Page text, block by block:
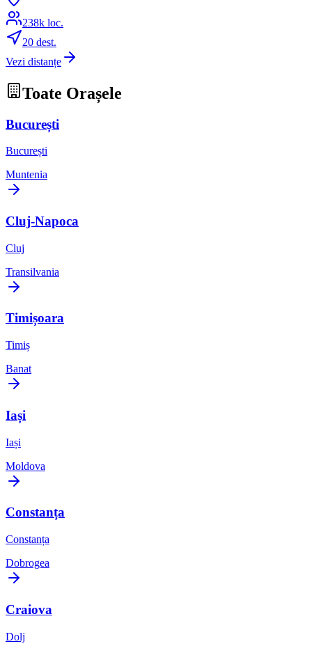
238k loc.
20 dest.
Vezi distanțe
Toate Orașele
București
București
Muntenia
Cluj-Napoca
Cluj
Transilvania
Timișoara
Timiș
Banat
Iași
Iași
Moldova
Constanța
Constanța
Dobrogea
Craiova
Dolj